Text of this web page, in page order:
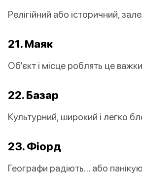
Релігійний або історичний,
21. Маяк
Об’єкт і місце роблять це
22. Базар
Культурний, широкий і легко
23. Фіорд
Географи радіють… або